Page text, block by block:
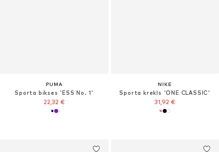
PUMA
Sporta bikses 'ESS No. 1'
22,32 €
NIKE
Sporta krekls 'ONE CLASSIC'
31,92 €